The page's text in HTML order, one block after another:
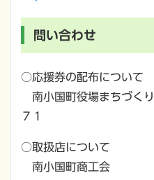
問い合わせ
○応援券の配布について
南小国町役場まちづく
７１
○取扱店について
南小国町商工会 ０